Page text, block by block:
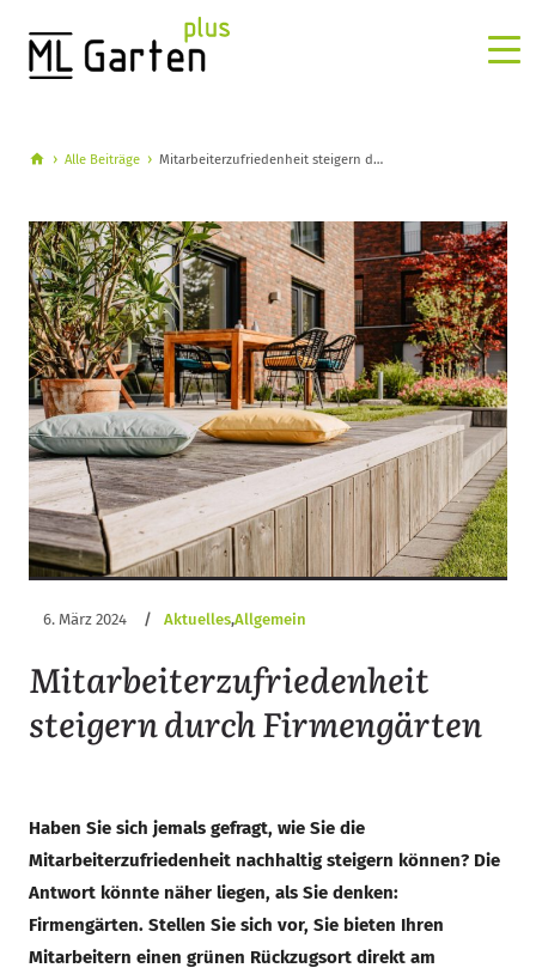
Alle Beiträge Mitarbeiterzufriedenheit steigern d…
6. März 2024 / Aktuelles,Allgemein
Mitarbeiterzufriedenheit
steigern durch Firmengärten
Haben Sie sich jemals gefragt, wie Sie die
Mitarbeiterzufriedenheit nachhaltig steigern können? Die
Antwort könnte näher liegen, als Sie denken:
Firmengärten. Stellen Sie sich vor, Sie bieten Ihren
Mitarbeitern einen grünen Rückzugsort direkt am